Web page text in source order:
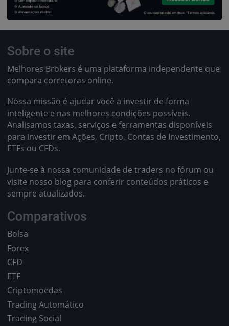
Sobre o site
Melhores Brokers é uma plataforma independente que
compara corretoras online.
Nossa missão é ajudar você a investir de forma
inteligente e nas melhores condições possíveis.
Analisamos taxas, serviços e ferramentas disponíveis
para investir em Ações, Cripto, Contas de Investimento,
ETFs ou CFDs.
Junte-se à nossa comunidade de traders no fórum ou
visite nosso blog para conferir conteúdos práticos e
sempre atualizados.
Comparativos
Bolsa
Forex
CFD
ETF
Criptomoedas
Trading Automático
Trading Social